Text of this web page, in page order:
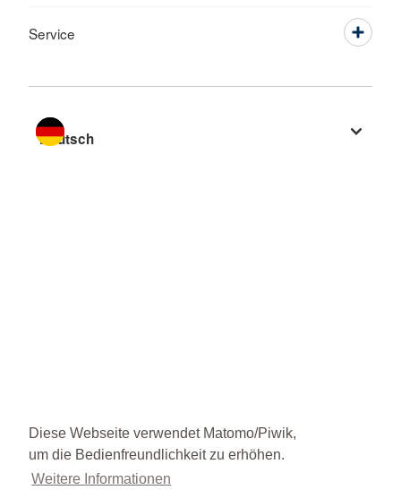
Diese Webseite verwendet Matomo/Piwik,
um die Bedienfreundlichkeit zu erhöhen.
Weitere Informationen
Service
Sprache wechseln zu